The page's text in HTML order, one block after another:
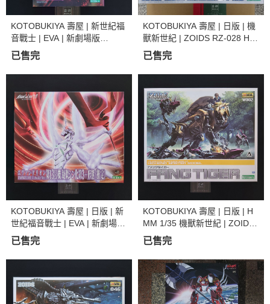
KOTOBUKIYA 壽屋 | 新世紀福
音戰士 | EVA | 新劇場版
《新．福音戰士劇場版:│▌》
改8号機γ 組裝模型 | 現貨
已售完
KOTOBUKIYA 壽屋 | 日版 | 機
獸新世紀 | ZOIDS RZ-028 HM
M 重劍長牙獅 AB 組裝模型
已售完
KOTOBUKIYA 壽屋 | 日版 | 新
世紀福音戰士 | EVA | 新劇場
版:Q | 13號機 | 第3+型態(推定)
組裝模型 | 現貨
已售完
KOTOBUKIYA 壽屋 | 日版 | H
MM 1/35 機獸新世紀 | ZOIDS
洛伊德 | WILD | 尖牙猛虎 | 組
裝模型 | 現貨
已售完